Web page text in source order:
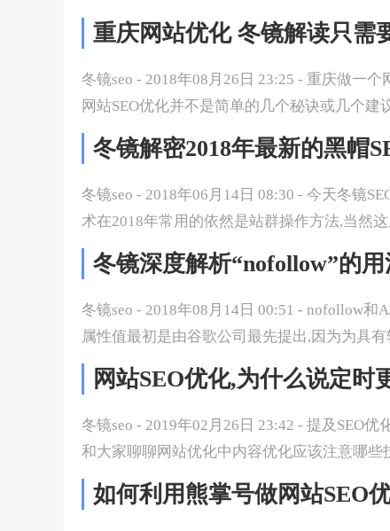
重庆网站优化 冬镜解读只需
冬镜seo - 2018年08月26日 23:25 - 重庆做一
网站SEO优化并不是简单的几个秘诀或几个建
冬镜解密2018年最新的黑帽
冬镜seo - 2018年06月14日 08:30 - 今天冬镜
术在2018年常用的依然是站群操作方法,当然
冬镜深度解析“nofollow”的
冬镜seo - 2018年08月14日 00:51 - nofollow
属性值最初是由谷歌公司最先提出,因为为具
网站SEO优化,为什么说定时
冬镜seo - 2019年02月26日 23:42 - 提及SEO
和大家聊聊网站优化中内容优化应该注意哪些
如何利用熊掌号做网站SEO